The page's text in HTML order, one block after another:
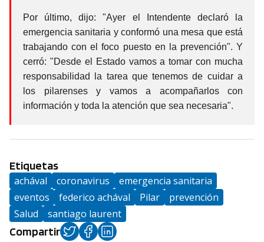
Por último, dijo: "Ayer el Intendente declaró la
emergencia sanitaria y conformó una mesa que está
trabajando con el foco puesto en la prevención". Y
cerró: "Desde el Estado vamos a tomar con mucha
responsabilidad la tarea que tenemos de cuidar a
los pilarenses y vamos a acompañarlos con
información y toda la atención que sea necesaria".
Etiquetas
achával coronavirus
emergencia sanitaria
eventos
federico achával Pilar
prevención
Salud
santiago laurent
Compartir